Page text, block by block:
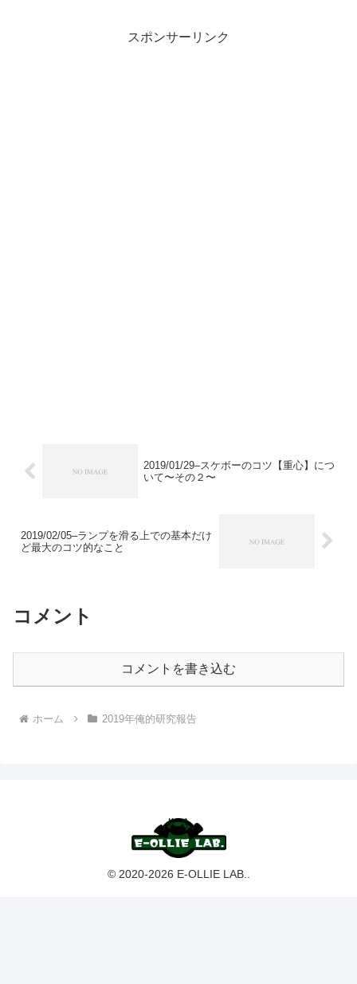
スポンサーリンク
2019/01/29–スケボーのコツ【重心】につ
いて〜その２〜
2019/02/05–ランプを滑る上での基本だけ
ど最大のコツ的なこと
コメント
コメントを書き込む
ホーム 2019年俺的研究報告
© 2020-2026 E-OLLIE LAB..